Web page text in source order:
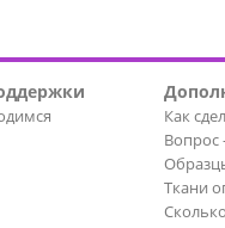
Как
Вопрос
Ткани